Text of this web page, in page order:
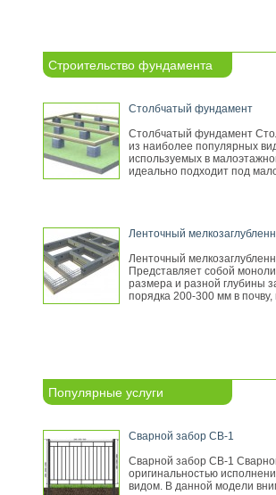
Строительство фундамента
Столбчатый фундамент
Столбчатый фундамент
из наиболее популярных
используемых в
идеально подходит под
Ленточный
Ленточный
Представляет собой
размера и разной глубины
порядка 200-300 мм в почву,
Популярные услуги
Сварной забор СВ-1
Сварной забор СВ-1
оригинальностью
видом. В данной модели